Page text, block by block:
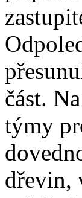
část.
týmy
dřevin,